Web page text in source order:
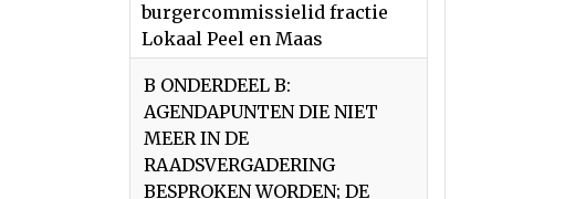
burgercommissielid fractie
Lokaal Peel en Maas
B ONDERDEEL B:
AGENDAPUNTEN DIE NIET
MEER IN DE
RAADSVERGADERING
BESPROKEN WORDEN; DE